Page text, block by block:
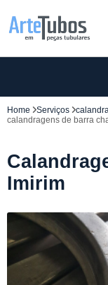
Home Serviços
calandragens de barra
Imirim